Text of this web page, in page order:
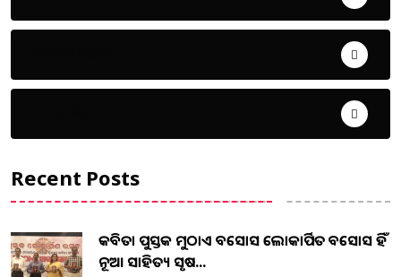
Recent Posts
କବିତା ପୁସ୍ତକ ମୁଠାଏ ଅବସୋସ ଲୋକାର୍ପିତ ଅବସୋସ ହିଁ
ନୂଆ ସାହିତ୍ୟ ସୃଷ...